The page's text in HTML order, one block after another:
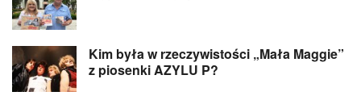
Kim była w rzeczywistości „Mała Maggie”
z piosenki AZYLU P?